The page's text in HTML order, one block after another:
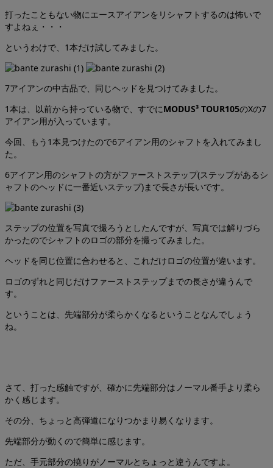
打ったこともない物にエースアイアンをリシャフトするのは怖いで
すよねぇ・・・
というわけで、1本だけ試してみました。
7アイアンの中古品で、同じヘッドを見つけてみました。
1本は、以前から持っている物で、すでにMODUS³ TOUR105のXの7
アイアン用が入っています。
今回、もう1本見つけたので6アイアン用のシャフトを入れてみまし
た。
6アイアン用のシャフトの方がファーストステップ(ステップがあるシ
ャフトのヘッドに一番近いステップ)まで長さが長いです。
ステップの位置を写真で撮ろうとしたんですが、写真では解りづら
かったのでシャフトのロゴの部分を撮ってみました。
ヘッドを同じ位置に合わせると、これだけロゴの位置が違います。
ロゴのずれと同じだけファーストステップまでの長さが違うんで
す。
ということは、先端部分が柔らかくなるということなんでしょう
ね。
さて、打った感触ですが、確かに先端部分はノーマル番手より柔ら
かく感じます。
その分、ちょっと高弾道になりつかまり易くなります。
先端部分が動くので簡単に感じます。
ただ、手元部分の撓りがノーマルとちょっと違うんですよ。